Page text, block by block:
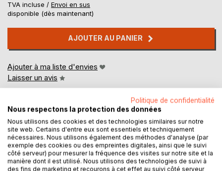
TVA incluse / Envoi en sus
disponible (dès maintenant)
AJOUTER AU PANIER
Ajouter à ma liste d'envies
Laisser un avis
DESCRIPTION
Politique de confidentialité
Nous respectons la protection des données
Nous utilisons des cookies et des technologies similaires sur notre
site web. Certains d'entre eux sont essentiels et techniquement
nécessaires. Nous utilisons également des méthodes d'analyse (par
exemple des cookies ou des empreintes digitales, ainsi que le suivi
côté serveur) pour mesurer la fréquence des visites sur notre site et la
manière dont il est utilisé. Nous utilisons des technologies de suivi à
des fins de marketing et recourons à cet effet au suivi côté serveur